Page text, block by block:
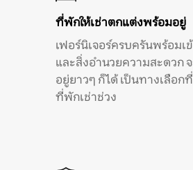
ที่พักให้เช่าตกแต่งพร้อมอยู่
เฟอร์นิเจอร์ครบครันพร้อมเ
และสิ่งอำนวยความสะดวก
อยู่ยาวๆ ก็ได้ เป็นทางเลือก
ที่พักเช่าช่วง